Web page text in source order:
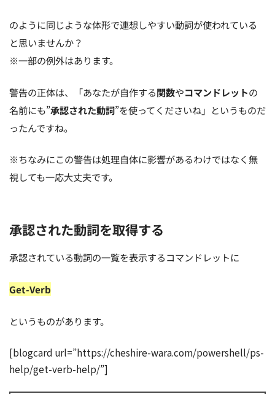
のように同じような体形で連想しやすい動詞が使われている
と思いませんか？
※一部の例外はあります。
警告の正体は、「あなたが自作する関数やコマンドレットの
名前にも”承認された動詞”を使ってくださいね」というものだ
ったんですね。
※ちなみにこの警告は処理自体に影響があるわけではなく無
視しても一応大丈夫です。
承認された動詞を取得する
承認されている動詞の一覧を表示するコマンドレットに
Get-Verb
というものがあります。
[blogcard url=”https://cheshire-wara.com/powershell/ps-
help/get-verb-help/”]